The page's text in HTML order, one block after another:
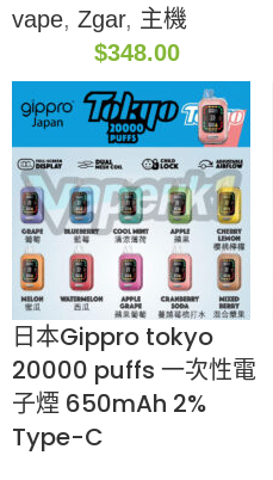
vape, Zgar, 主機
$348.00
日本Gippro tokyo
20000 puffs 一次性電
子煙 650mAh 2%
Type-C